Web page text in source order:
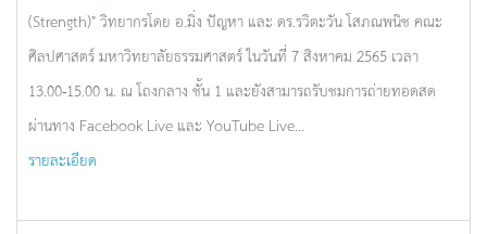
(Strength)" วิทยากรโดย อ.มิ่ง ปัญหา และ ดร.รวิตะวัน โสภณพนิช คณะ
ศิลปศาสตร์ มหาวิทยาลัยธรรมศาสตร์ ในวันที่ 7 สิงหาคม 2565 เวลา
13.00-15.00 น. ณ โถงกลาง ชั้น 1 และยังสามารถรับชมการถ่ายทอดสด
ผ่านทาง Facebook Live และ YouTube Live...
รายละเอียด